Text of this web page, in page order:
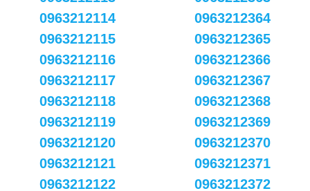
0963212114
0963212115
0963212116
0963212117
0963212118
0963212119
0963212120
0963212121
0963212122
0963212364
0963212365
0963212366
0963212367
0963212368
0963212369
0963212370
0963212371
0963212372